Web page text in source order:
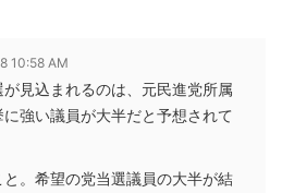
10:58 AM
見込まれるのは、元民進党所属
強い議員が大半だと予想されて
と。希望の党当選議員の大半が結